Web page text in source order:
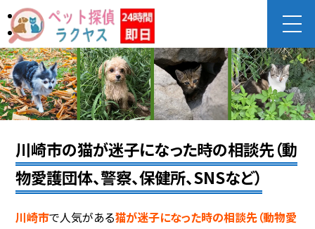
川崎市の猫が迷子になった時の相談先（動
物愛護団体、警察、保健所、SNSなど）
川崎市で人気がある猫が迷子になった時の相談先（動物愛